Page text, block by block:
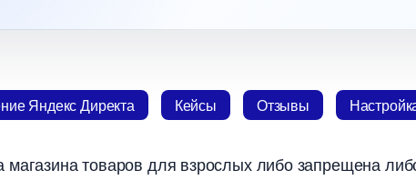
Яндекс Директа Кейсы Отзывы
товаров для взрослых либо запрещена